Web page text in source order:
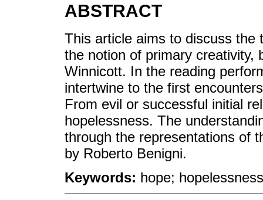
ABSTRACT
This article aims to discuss the
the notion of primary creativity,
Winnicott. In the reading
intertwine to the first
From evil or successful initial
hopelessness. The
through the representations of
by Roberto Benigni.
Keywords: hope;